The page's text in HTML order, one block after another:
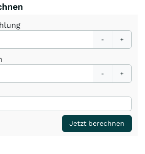
- +
- +
Jetzt berechnen